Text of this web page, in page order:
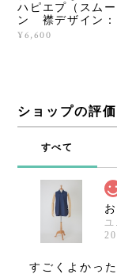
ハピエプ（スム
ン 襟デザイン：
¥6,600
ショップの評価
すべて
すごくよかっ